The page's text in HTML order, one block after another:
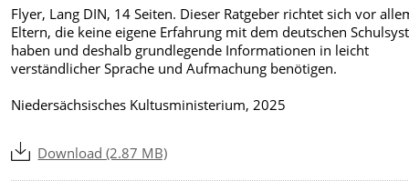
Flyer, Lang DIN, 14 Seiten. Dieser Ratgeber richtet sich vor
Eltern, die keine eigene Erfahrung mit dem deutschen
haben und deshalb grundlegende Informationen in leicht
verständlicher Sprache und Aufmachung benötigen.
Niedersächsisches Kultusministerium, 2025
Download (2.87 MB)